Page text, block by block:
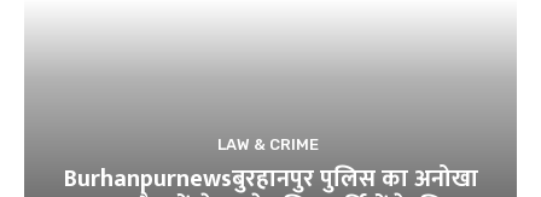
LAW & CRIME
Burhanpurnewsबुरहानपुर पुलिस का अनोखा